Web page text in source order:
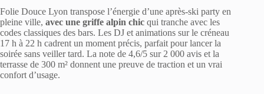
Folie Douce Lyon transpose l’énergie d’une après-ski party en
pleine ville, avec une griffe alpin chic qui tranche avec les
codes classiques des bars. Les DJ et animations sur le créneau
17 h à 22 h cadrent un moment précis, parfait pour lancer la
soirée sans veiller tard. La note de 4,6/5 sur 2 000 avis et la
terrasse de 300 m² donnent une preuve de traction et un vrai
confort d’usage.